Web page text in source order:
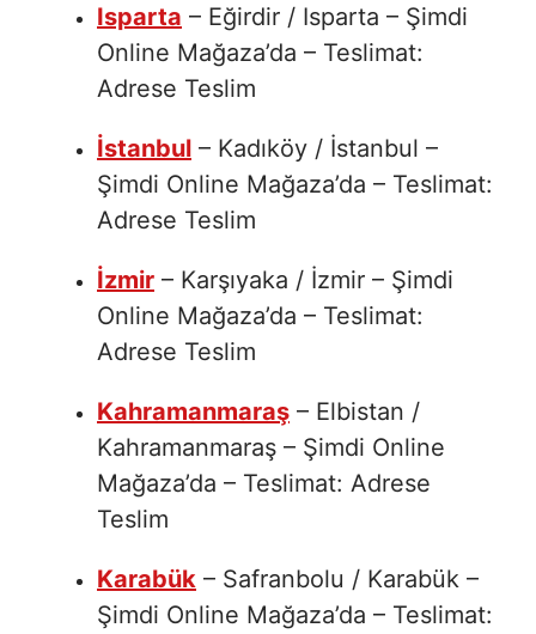
Isparta – Eğirdir / Isparta – Şimdi
Online Mağaza’da – Teslimat:
Adrese Teslim
İstanbul – Kadıköy / İstanbul –
Şimdi Online Mağaza’da – Teslimat:
Adrese Teslim
İzmir – Karşıyaka / İzmir – Şimdi
Online Mağaza’da – Teslimat:
Adrese Teslim
Kahramanmaraş – Elbistan /
Kahramanmaraş – Şimdi Online
Mağaza’da – Teslimat: Adrese
Teslim
Karabük – Safranbolu / Karabük –
Şimdi Online Mağaza’da – Teslimat: